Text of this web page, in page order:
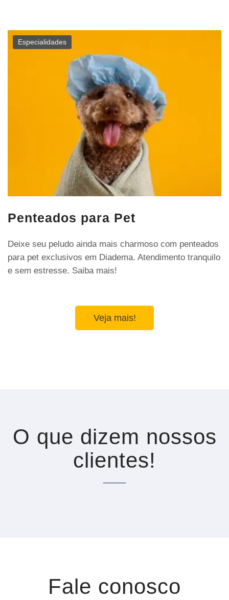
Especialidades
Penteados para Pet
Deixe seu peludo ainda mais charmoso com penteados
para pet exclusivos em Diadema. Atendimento tranquilo
e sem estresse. Saiba mais!
Veja mais!
O que dizem nossos
clientes!
Fale conosco